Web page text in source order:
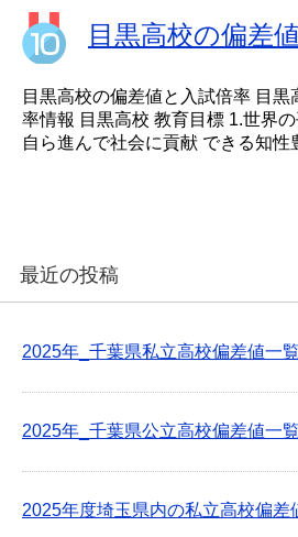
目黒高校の偏差
目黒高校の偏差値と入試倍率 目
率情報 目黒高校 教育目標 1.世界
自ら進んで社会に貢献 できる知性
最近の投稿
2025年_千葉県私立高校偏差値一覧
2025年_千葉県公立高校偏差値一覧
2025年度埼玉県内の私立高校偏差